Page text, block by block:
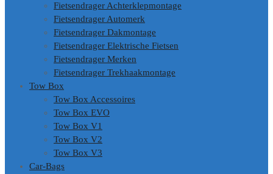
Fietsendrager Achterklepmontage
Fietsendrager Automerk
Fietsendrager Dakmontage
Fietsendrager Elektrische Fietsen
Fietsendrager Merken
Fietsendrager Trekhaakmontage
Tow Box
Tow Box Accessoires
Tow Box EVO
Tow Box V1
Tow Box V2
Tow Box V3
Car-Bags